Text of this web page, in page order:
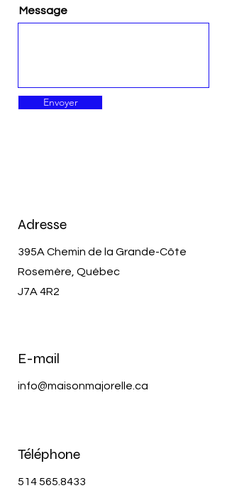
Message
Envoyer
Adresse
395A Chemin de la Grande-Côte
Rosemère, Québec
J7A 4R2
E-mail
info@maisonmajorelle.ca
Téléphone
514 565.8433